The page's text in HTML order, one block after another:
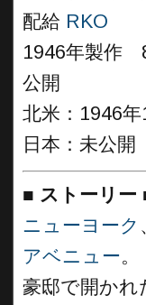
配給 RKO
1946年製作
公開
北米：1946年
日本：未公開
■ ストーリー
ニューヨーク
アベニュー。
豪邸で開かれ